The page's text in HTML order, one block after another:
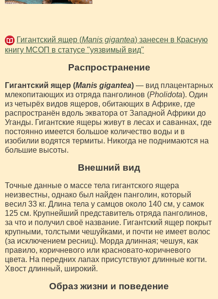
Гигантский ящер (Manis gigantea) занесен в Красную
книгу МСОП в статусе "уязвимый вид"
Распространение
Гигантский ящер (Manis gigantea) — вид плацентарных
млекопитающих из отряда панголинов (Pholidota). Один
из четырёх видов ящеров, обитающих в Африке, где
распространён вдоль экватора от Западной Африки до
Уганды. Гигантские ящеры живут в лесах и саваннах, где
постоянно имеется большое количество воды и в
изобилии водятся термиты. Никогда не поднимаются на
большие высоты.
Внешний вид
Точные данные о массе тела гигантского ящера
неизвестны, однако был найден панголин, который
весил 33 кг. Длина тела у самцов около 140 см, у самок
125 см. Крупнейший представитель отряда панголинов,
за что и получил своё название. Гигантский ящер покрыт
крупными, толстыми чешуйками, и почти не имеет волос
(за исключением ресниц). Морда длинная; чешуя, как
правило, коричневого или красновато-коричневого
цвета. На передних лапах присутствуют длинные когти.
Хвост длинный, широкий.
Образ жизни и поведение